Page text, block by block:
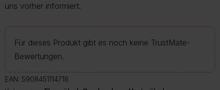
uns vorher informiert.
Für dieses Produkt gibt es noch keine TrustMate-
Bewertungen.
EAN: 5908451114718